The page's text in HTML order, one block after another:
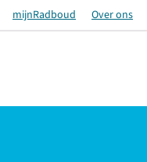
mijnRadboud Over ons